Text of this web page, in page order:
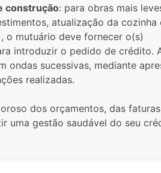
construção: para obras mais
atualização da cozinha
o mutuário deve fornecer o(s)
introduzir o pedido de crédito.
sucessivas, mediante
realizadas.
dos orçamentos, das
uma gestão saudável do seu